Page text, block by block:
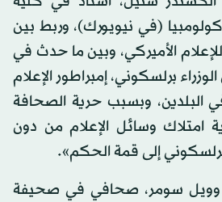
(في نيويورك)، وربط بين
للإعلام الأميركي، وبين ما حدث في
برلسكوني، إمبراطور الإعلام
البلدين، وبسبب حرية الصحافة
امتلاك وسائل الإعلام من دون
إلى قمة الحكم».
وويل سومر، صحافي في صحيفة